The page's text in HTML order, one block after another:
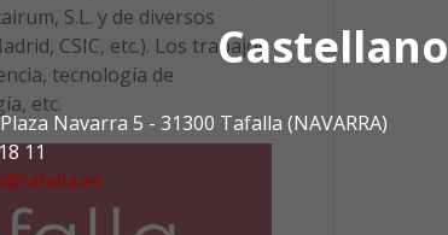
Castellano
Plaza Navarra 5 - 31300 Tafalla (NAVARRA)
11
S.L. y de diversos
CSIC, etc.). Los trabajos
tecnología de
etc.